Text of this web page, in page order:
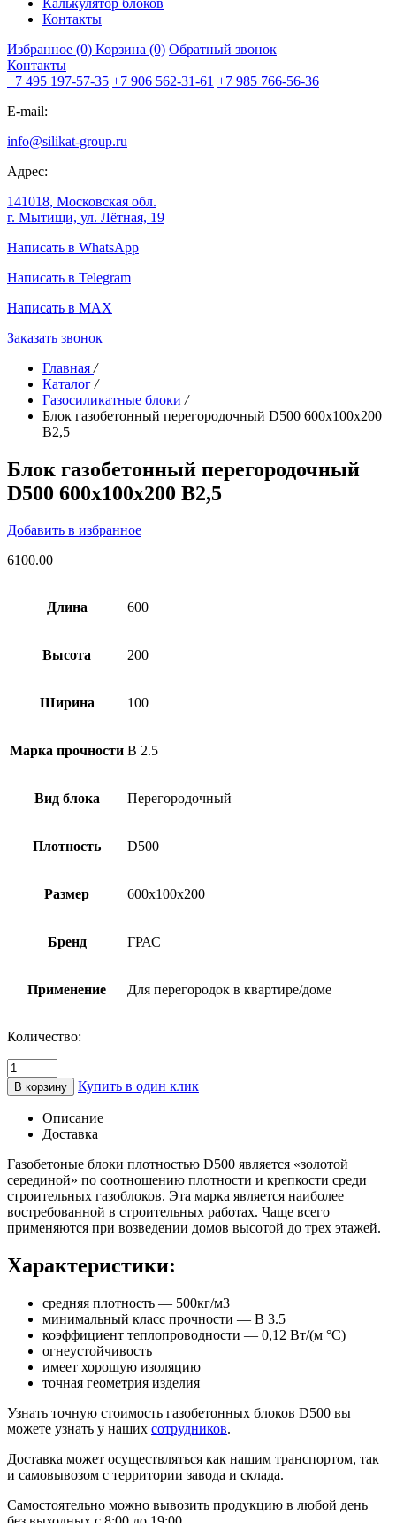
Контакты
Избранное (0) Корзина (0) Обратный звонок
Контакты
+7 495 197-57-35 +7 906 562-31-61 +7 985 766-56-36
E-mail:
info@silikat-group.ru
Адрес:
141018, Московская обл.
г. Мытищи, ул. Лётная, 19
Написать в WhatsApp
Написать в Telegram
Написать в MAX
Заказать звонок
Главная /
Каталог /
Газосиликатные блоки /
Блок газобетонный перегородочный D500 600х100х200
B2,5
Блок газобетонный перегородочный
D500 600х100х200 B2,5
Добавить в избранное
6100.00
Длина 600
Высота 200
Ширина 100
Марка прочности B 2.5
Вид блока Перегородочный
Плотность D500
Размер 600х100х200
Бренд ГРАС
Применение Для перегородок в квартире/доме
Количество:
Количество
товара
Блок
газобетонный
перегородочный
600х100х200
B2,5
В корзину Купить в один клик
Описание
Доставка
Газобетоные блоки плотностью D500 является «золотой
серединой» по соотношению плотности и крепкости среди
строительных газоблоков. Эта марка является наиболее
востребованной в строительных работах. Чаще всего
применяются при возведении домов высотой до трех этажей.
Характеристики:
средняя плотность ― 500кг/м3
минимальный класс прочности ― B 3.5
коэффициент теплопроводности ― 0,12 Вт/(м °С)
огнеустойчивость
имеет хорошую изоляцию
точная геометрия изделия
Узнать точную стоимость газобетонных блоков D500 вы
можете узнать у наших сотрудников.
Доставка может осуществляться как нашим транспортом, так
и самовывозом с территории завода и склада.
Самостоятельно можно вывозить продукцию в любой день